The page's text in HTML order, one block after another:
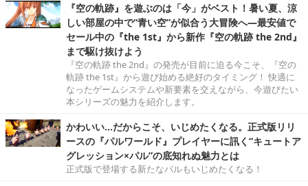
『空の軌跡』を遊ぶのは「今」がベスト！暑い夏、涼
しい部屋の中で“青い空”が似合う大冒険へ―最安値で
セール中の『the 1st』から新作『空の軌跡 the 2nd』
まで駆け抜けよう
『空の軌跡 the 2nd』の発売が目前に迫る今こそ、『空の
軌跡 the 1st』から遊び始める絶好のタイミング！ 快適に
なったゲームシステムや新要素を交えながら、今遊びたい
本シリーズの魅力を紹介します。
かわいい…だからこそ、いじめたくなる。正式版リリ
ースの『パルワールド』プレイヤーに訊く“キュートア
グレッション×パル”の底知れぬ魅力とは
正式版で登場する新たなパルもいじめたくなる！